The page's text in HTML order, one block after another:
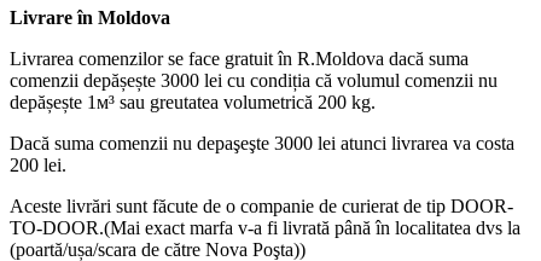
Livrare în Moldova
Livrarea comenzilor se face gratuit în R.Moldova dacă suma
comenzii depășește 3000 lei cu condiția că volumul comenzii nu
depășește 1м³ sau greutatea volumetrică 200 kg.
Dacă suma comenzii nu depaşeşte 3000 lei atunci livrarea va costa
200 lei.
Aceste livrări sunt făcute de o companie de curierat de tip DOOR-
TO-DOOR.(Mai exact marfa v-a fi livrată până în localitatea dvs la
(poartă/ușa/scara de către Nova Poşta))